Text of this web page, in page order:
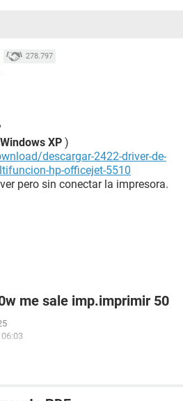
278.797
XP )
descargar-2422-driver-de-
hp-officejet-5510
pero sin conectar la impresora.
me sale imp.imprimir 50